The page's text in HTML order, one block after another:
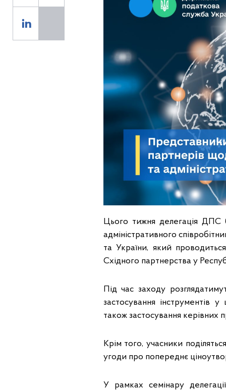
Цього тижня делегація ДПС
адміністративного
та України, який
Східного партнерства у
Під час заходу
застосування інструментів
також застосування керівних
Крім того, учасники
угоди про попереднє
У рамках семінару